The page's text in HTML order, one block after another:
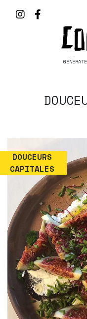
DOUCEURS
CAPITALES